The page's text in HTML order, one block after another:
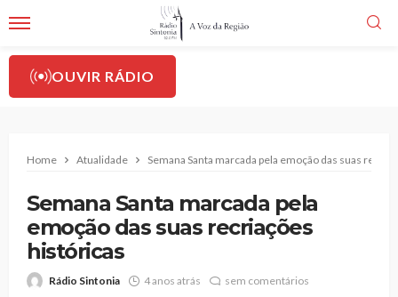
OUVIR RÁDIO
Home Atualidade Semana Santa marcada pela emoção das suas
Semana Santa marcada pela
emoção das suas recriações
históricas
Rádio Sintonia 4 anos atrás sem comentários